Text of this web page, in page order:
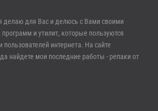
Регистрация
делаю для Вас и делюсь с Вами своими
и утилит, которые пользуются
пользователей интернета. На сайте
найдете мои последние работы - репаки от